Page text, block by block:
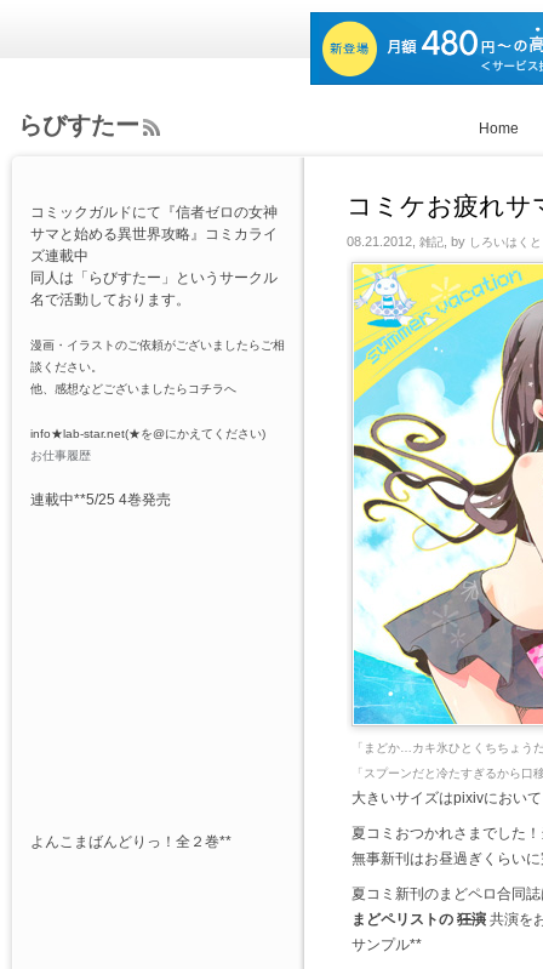
らびすたー
s
Home
コミケお疲れサ
08.21.2012, 雑記 , by しろいはくと
「まどか…カキ氷ひとくちちょう
「スプーンだと冷たすぎるから口
大きいサイズはpixivにおい
夏コミおつかれさまでした
無事新刊はお昼過ぎくらい
夏コミ新刊のまどペロ合同
まどペリストの 狂演 共演を
サンプル**
コミックガルドにて『信者ゼロの女神
サマと始める異世界攻略』コミカライ
ズ連載中
同人は「らびすたー」というサークル
名で活動しております。
漫画・イラストのご依頼がございましたらご相
談ください。
他、感想などございましたらコチラへ
info★lab-star.net(★を@にかえてください)
お仕事履歴
連載中**5/25 4巻発売
よんこまばんどりっ！全２巻**